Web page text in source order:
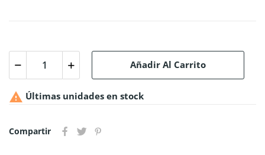
Añadir Al Carrito
 Últimas unidades en stock
Compartir